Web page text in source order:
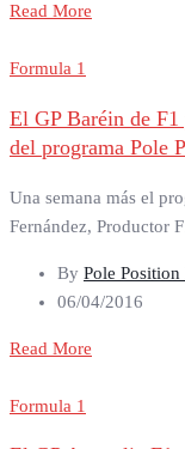
Read More
Formula 1
El GP Baréin de
del programa Pole
Una semana más el
Fernández, Productor
By Pole Position
06/04/2016
Read More
Formula 1